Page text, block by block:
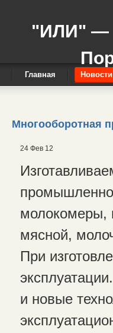
"ИЛИ" —
Главная Новости
Многооборотная
24 Фев 12
молокомеры,
мясной,
При
и новые